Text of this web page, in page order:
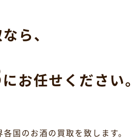
ら、
にお任せください。
国のお酒の買取を致します。